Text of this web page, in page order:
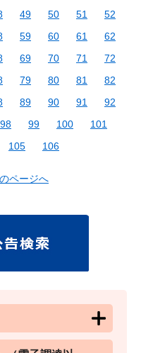
49 50 51
52
59 60 61
62
69 70 71
72
79 80 81
82
89 90 91
92
98 99 100
101
105 106
ページへ